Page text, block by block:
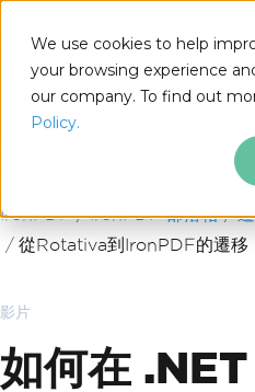
We use cookies to help
your browsing experience
our company. To find out
Policy.
.NET
跳至頁尾內容
IronPDF IronPDF 部落格
從Rotativa到IronPDF的遷移
影片
如何在